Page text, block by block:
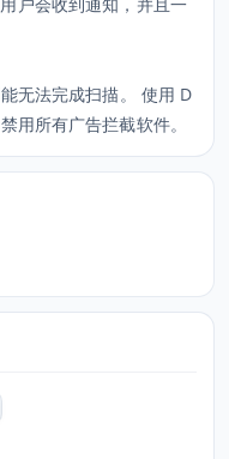
无法完成扫描。 使用 D
所有广告拦截软件。